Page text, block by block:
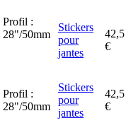
Profil :
28"/50mm
Stickers
pour
jantes
42,5
€
Profil :
28"/50mm
Stickers
pour
jantes
42,5
€